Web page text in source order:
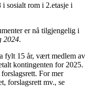
sosialt rom i 2.etasje i
er nå tilgjengelig i
2024.
fylt 15 år, vært medlem av
kontingenten for 2025.
For mer
forslagsrett mv., se